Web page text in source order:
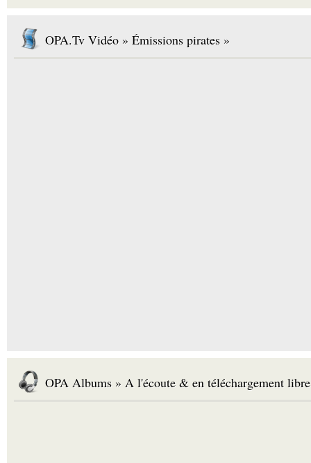
OPA.Tv Vidéo » Émissions pirates »
OPA Albums » A l'écoute & en téléchargement